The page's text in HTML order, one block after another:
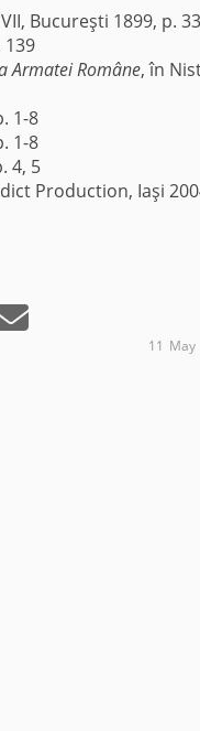
Bucureşti 1899, p.
139
Armatei Române, în
1-8
1-8
4, 5
Production, Iaşi
May
11